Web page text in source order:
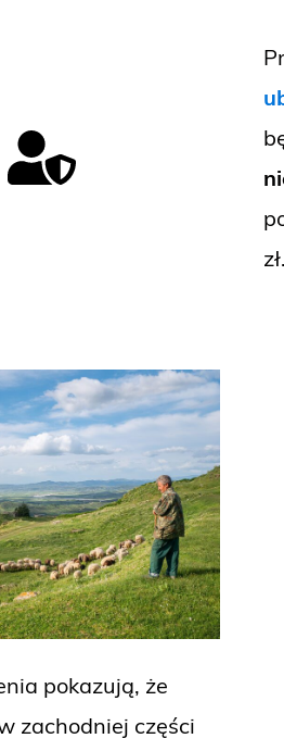
pokazują, że
zachodniej części